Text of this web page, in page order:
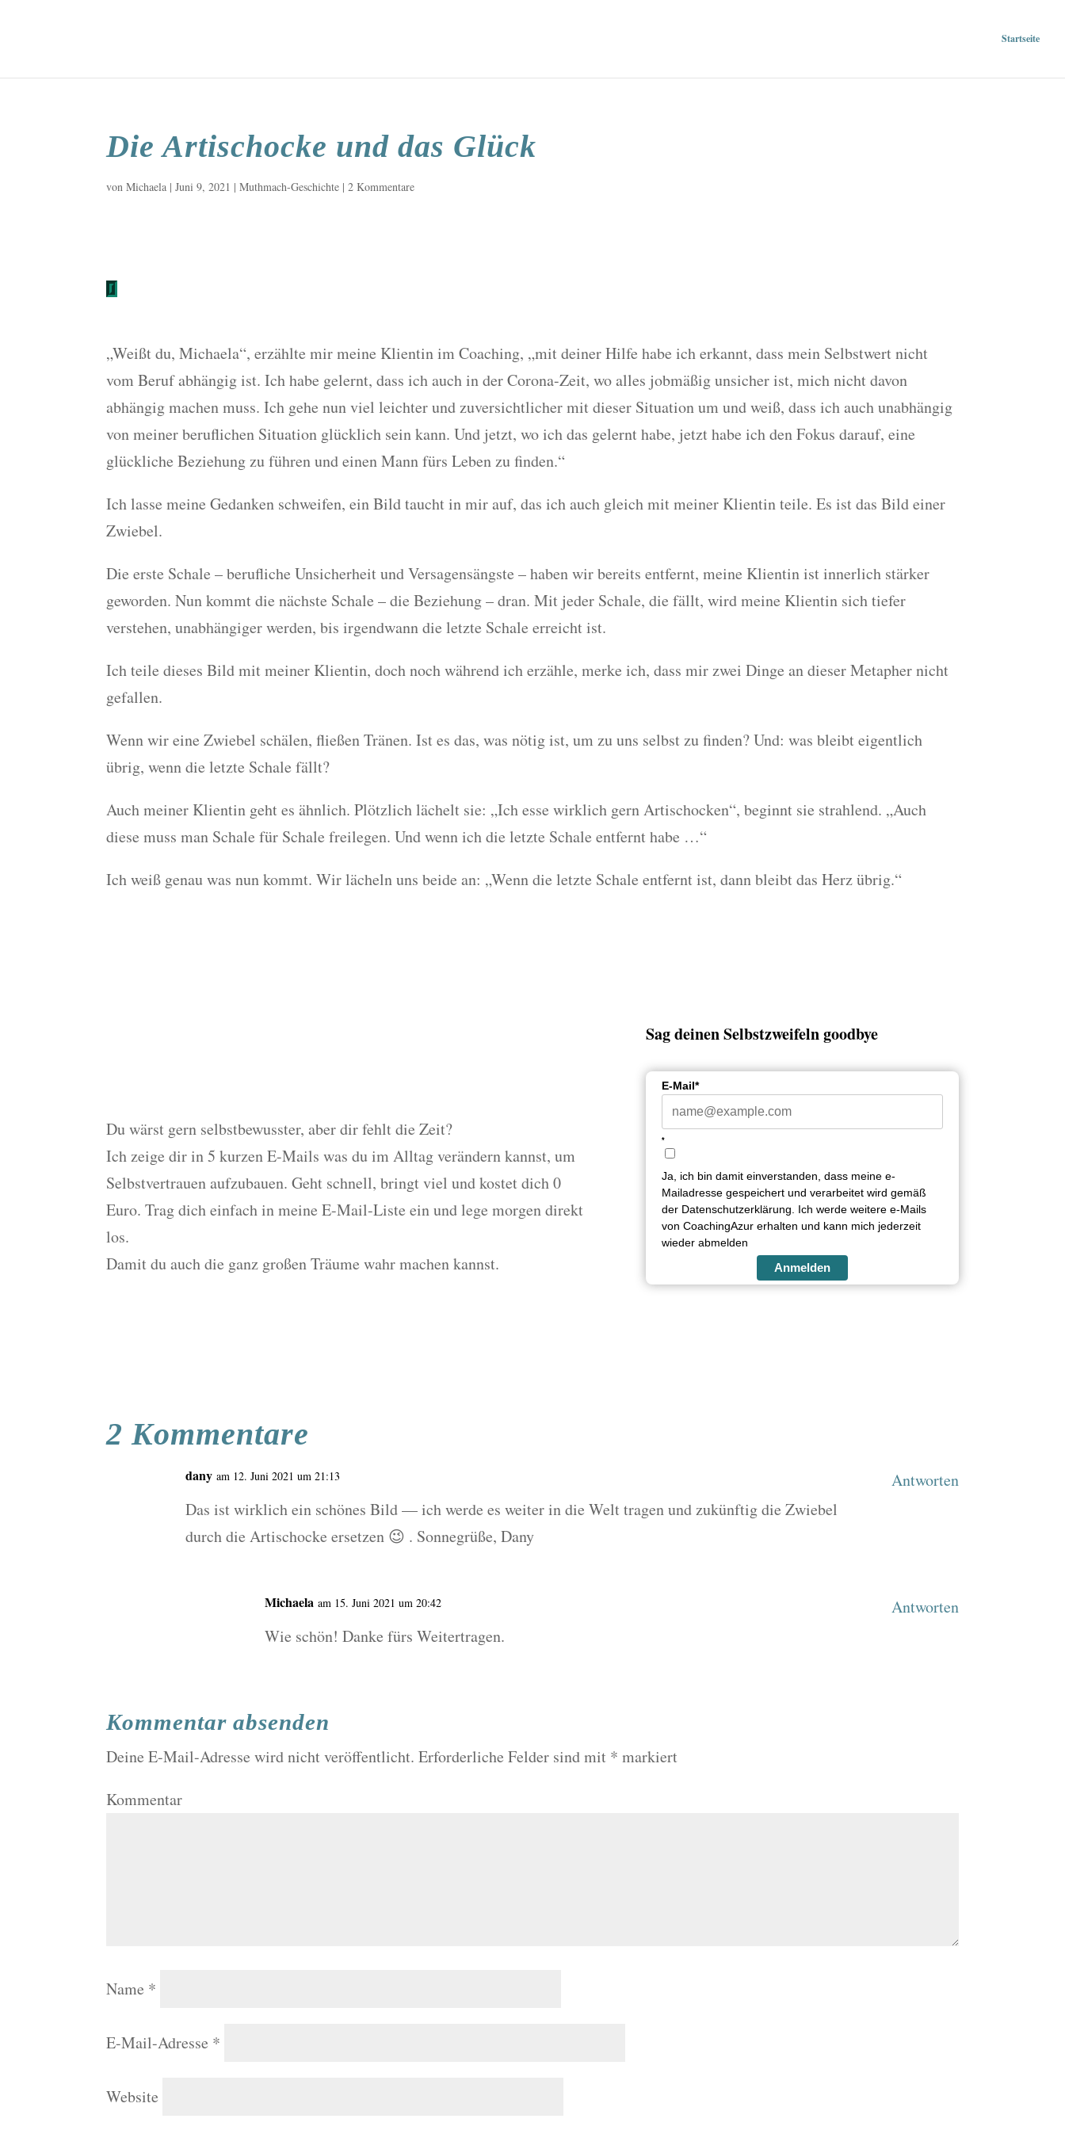
Startseite
Die Artischocke und das Glück
vonMichaela |Juni 9, 2021 |Muthmach-Geschichte |2 Kommentare
„Weißt du, Michaela“, erzählte mir meine Klientin im Coaching, „mit deiner Hilfe habe ich erkannt, dass mein Selbstwert nicht
vom Beruf abhängig ist. Ich habe gelernt, dass ich auch in der Corona-Zeit, wo alles jobmäßig unsicher ist, mich nicht davon
abhängig machen muss. Ich gehe nun viel leichter und zuversichtlicher mit dieser Situation um und weiß, dass ich auch unabhängig
von meiner beruflichen Situation glücklich sein kann. Und jetzt, wo ich das gelernt habe, jetzt habe ich den Fokus darauf, eine
glückliche Beziehung zu führen und einen Mann fürs Leben zu finden.“
Ich lasse meine Gedanken schweifen, ein Bild taucht in mir auf, das ich auch gleich mit meiner Klientin teile. Es ist das Bild einer
Zwiebel.
Die erste Schale – berufliche Unsicherheit und Versagensängste – haben wir bereits entfernt, meine Klientin ist innerlich stärker
geworden. Nun kommt die nächste Schale – die Beziehung – dran. Mit jeder Schale, die fällt, wird meine Klientin sich tiefer
verstehen, unabhängiger werden, bis irgendwann die letzte Schale erreicht ist.
Ich teile dieses Bild mit meiner Klientin, doch noch während ich erzähle, merke ich, dass mir zwei Dinge an dieser Metapher nicht
gefallen.
Wenn wir eine Zwiebel schälen, fließen Tränen. Ist es das, was nötig ist, um zu uns selbst zu finden? Und: was bleibt eigentlich
übrig, wenn die letzte Schale fällt?
Auch meiner Klientin geht es ähnlich. Plötzlich lächelt sie: „Ich esse wirklich gern Artischocken“, beginnt sie strahlend. „Auch
diese muss man Schale für Schale freilegen. Und wenn ich die letzte Schale entfernt habe …“
Ich weiß genau was nun kommt. Wir lächeln uns beide an: „Wenn die letzte Schale entfernt ist, dann bleibt das Herz übrig.“
Du wärst gern selbstbewusster, aber dir fehlt die Zeit?
Ich zeige dir in 5 kurzen E-Mails was du im Alltag verändern kannst, um
Selbstvertrauen aufzubauen. Geht schnell, bringt viel und kostet dich 0
Euro. Trag dich einfach in meine E-Mail-Liste ein und lege morgen direkt
los.
Damit du auch die ganz großen Träume wahr machen kannst.
Sag deinen Selbstzweifeln goodbye
E-Mail*
*
Ja, ich bin damit einverstanden, dass meine e-
Mailadresse gespeichert und verarbeitet wird gemäß
der Datenschutzerklärung. Ich werde weitere e-Mails
von CoachingAzur erhalten und kann mich jederzeit
wieder abmelden
Anmelden
2 Kommentare
dany am 12. Juni 2021 um 21:13
Das ist wirklich ein schönes Bild — ich werde es weiter in die Welt tragen und zukünftig die Zwiebel
durch die Artischocke ersetzen 😉 . Sonnegrüße, Dany
Antworten
Michaela am 15. Juni 2021 um 20:42
Wie schön! Danke fürs Weitertragen.
Antworten
Kommentar absenden
Deine E-Mail-Adresse wird nicht veröffentlicht. Erforderliche Felder sind mit * markiert
Kommentar
Name *
E-Mail-Adresse *
Website